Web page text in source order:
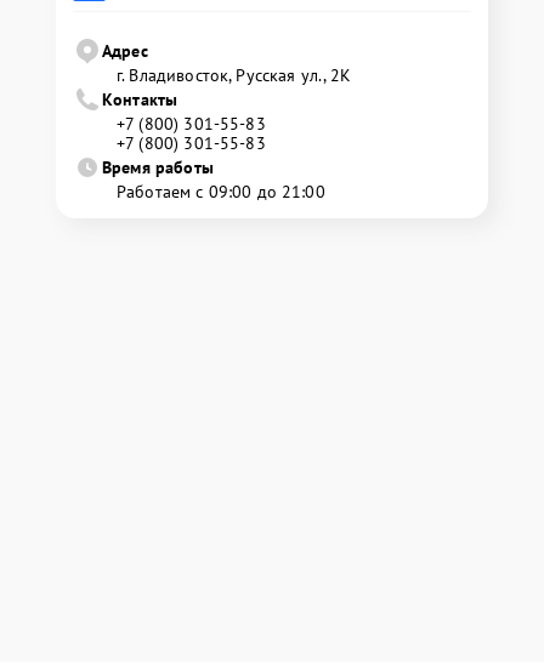
Адрес
г. Владивосток, Русская ул., 2К
Контакты
+7 (800) 301-55-83
+7 (800) 301-55-83
Время работы
Работаем с 09:00 до 21:00